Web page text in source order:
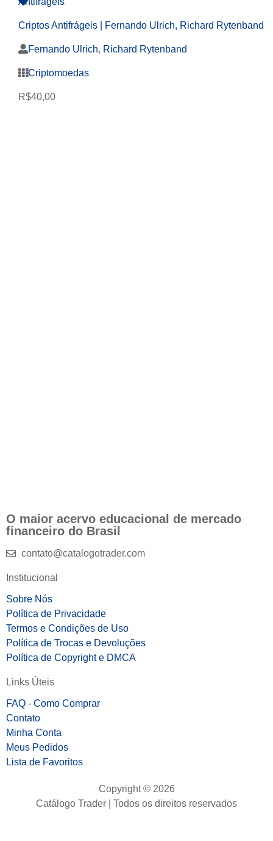
Criptos Antifrágeis | Fernando Ulrich, Richard Rytenband
Fernando Ulrich, Richard Rytenband
Criptomoedas
R$40,00
O maior acervo educacional de mercado
financeiro do Brasil
contato@catalogotrader.com
Institucional
Sobre Nós
Política de Privacidade
Termos e Condições de Uso
Política de Trocas e Devoluções
Política de Copyright e DMCA
Links Úteis
FAQ - Como Comprar
Contato
Minha Conta
Meus Pedidos
Lista de Favoritos
Copyright © 2026
Catálogo Trader | Todos os direitos reservados